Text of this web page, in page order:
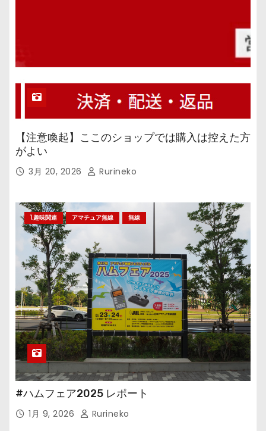
【注意喚起】ここのショップでは購入は控えた方
がよい
3月 20, 2026 Rurineko
1.趣味関連 アマチュア無線 無線
#ハムフェア2025 レポート
1月 9, 2026 Rurineko